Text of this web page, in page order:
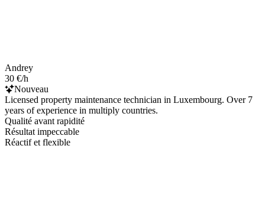
Andrey
30 €/h
Nouveau
Licensed property maintenance technician in Luxembourg. Over 7
years of experience in multiply countries.
Qualité avant rapidité
Résultat impeccable
Réactif et flexible